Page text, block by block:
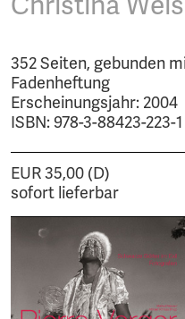
352 Seiten, gebunden
Fadenheftung
Erscheinungsjahr: 2004
ISBN: 978-3-88423-223-1
EUR 35,00 (D)
sofort lieferbar